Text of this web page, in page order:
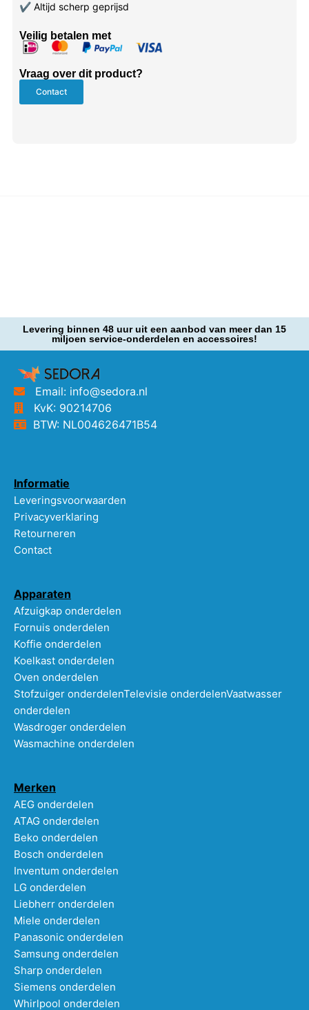
✔Altijd scherp geprijsd
Veilig betalen met
Vraag over dit product?
Contact
Levering binnen 48 uur uit een aanbod van meer dan 15
miljoen service-onderdelen en accessoires!
Email: info@sedora.nl
KvK: 90214706
BTW: NL004626471B54
Informatie
Leveringsvoorwaarden
Privacyverklaring
Retourneren
Contact
Apparaten
Afzuigkap onderdelen
Fornuis onderdelen
Koffie onderdelen
Koelkast onderdelen
Oven onderdelen
Stofzuiger onderdelenTelevisie onderdelenVaatwasser
onderdelen
Wasdroger onderdelen
Wasmachine onderdelen
Merken
AEG onderdelen
ATAG onderdelen
Beko onderdelen
Bosch onderdelen
Inventum onderdelen
LG onderdelen
Liebherr onderdelen
Miele onderdelen
Panasonic onderdelen
Samsung onderdelen
Sharp onderdelen
Siemens onderdelen
Whirlpool onderdelen